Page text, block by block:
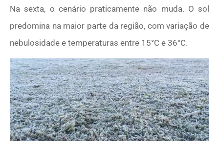
Na sexta, o cenário praticamente não muda. O sol
predomina na maior parte da região, com variação de
nebulosidade e temperaturas entre 15°C e 36°C.